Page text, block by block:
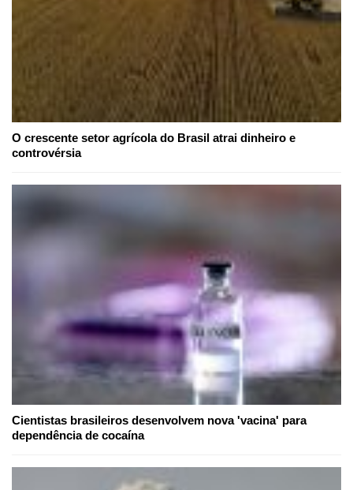
O crescente setor agrícola do Brasil atrai dinheiro e
controvérsia
Cientistas brasileiros desenvolvem nova 'vacina' para
dependência de cocaína